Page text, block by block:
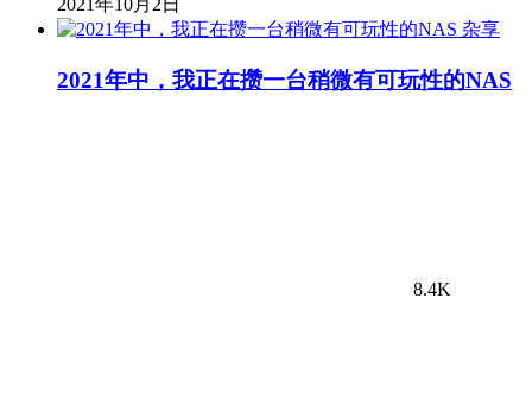
2021年10月2日
杂享
2021年中，我正在攒一台稍微有可玩性的NAS
8.4K